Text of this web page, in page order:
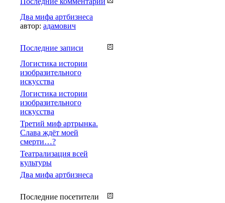
Два мифа артбизнеса
автор: адамович
Последние записи
Логистика истории
изобразительного
искусства
Логистика истории
изобразительного
искусства
Третий миф артрынка.
Слава ждёт моей
смерти…?
Театрализация всей
культуры
Два мифа артбизнеса
Последние посетители